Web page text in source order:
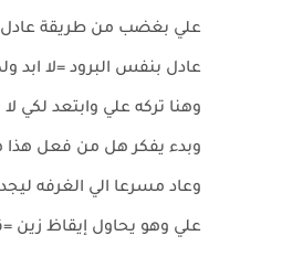
علي بغضب من طريقة
عادل بنفس البرود =لا ابد
وهنا تركه علي وابتعد لكي
وبدء يفكر هل من فعل هذا
وعاد مسرعا الي الغرفه
علي وهو يحاول إيقاظ زين